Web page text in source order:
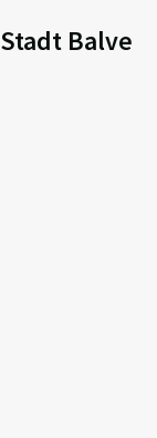
Stadt Balve